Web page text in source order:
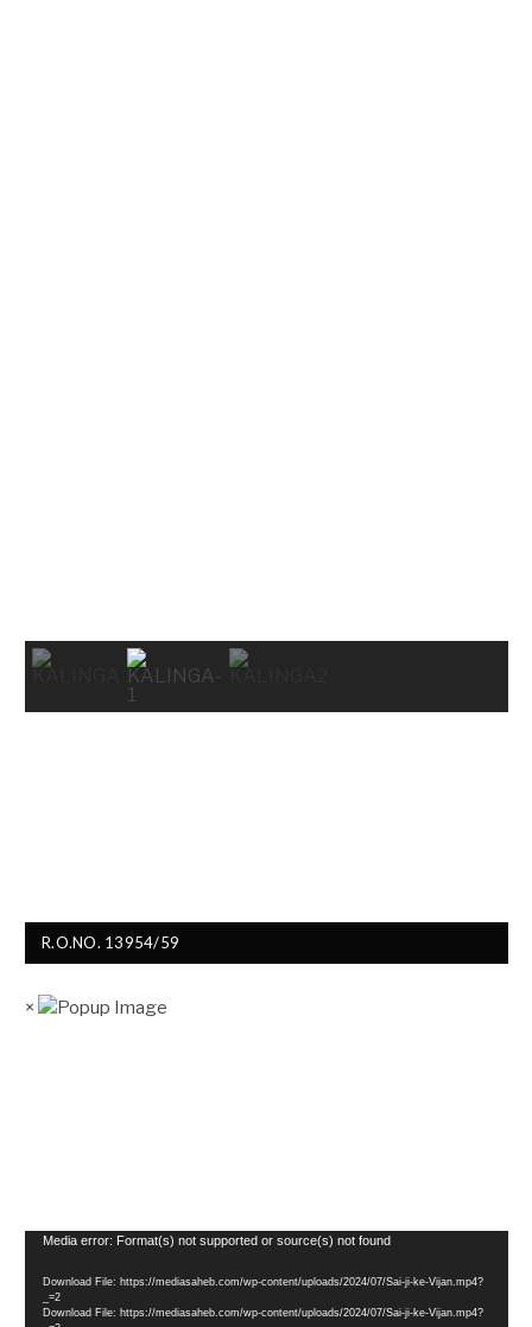
R.O.NO. 13954/59
×
Video
Media error: Format(s) not supported or source(s) not found
Download File: https://mediasaheb.com/wp-content/uploads/2024/07/Sai-ji-ke-Vijan.mp4?
_=2
Download File: https://mediasaheb.com/wp-content/uploads/2024/07/Sai-ji-ke-Vijan.mp4?